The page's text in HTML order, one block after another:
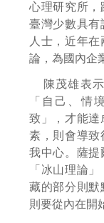
心理研究所，
臺灣少數具有
人士，近年
論，為國內企
陳茂雄表
「自己、情
致」，才能達
素，則會導致
我中心。薩提
「冰山理論
藏的部分則默
則要從內在開